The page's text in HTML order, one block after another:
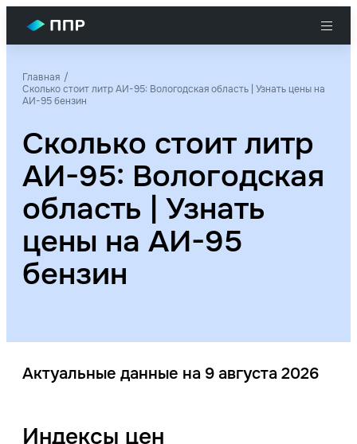
Главная
Сколько стоит литр АИ-95: Вологодская область | Узнать цены на
АИ-95 бензин
Сколько стоит литр
АИ-95: Вологодская
область | Узнать
цены на АИ-95
бензин
Актуальные данные на 9 августа 2026
Индексы цен